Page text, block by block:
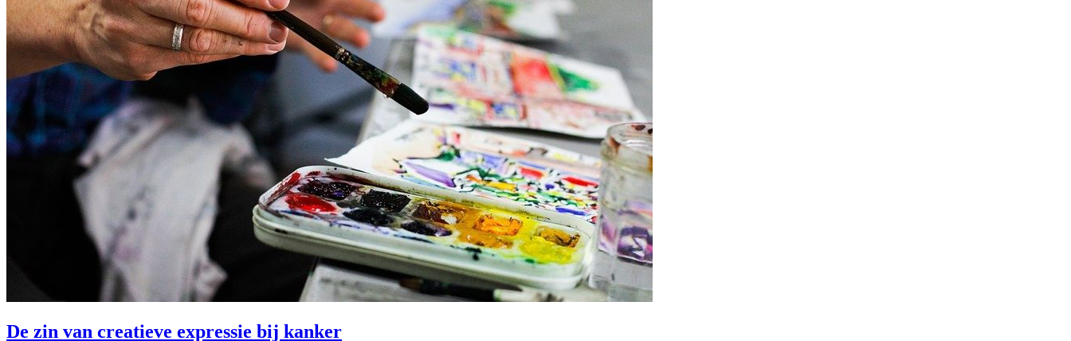
De zin van creatieve expressie bij kanker